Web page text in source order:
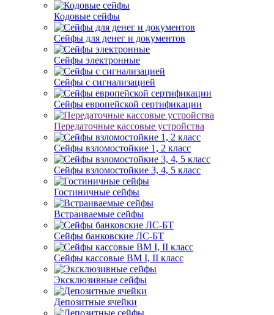
Кодовые сейфы
Сейфы для денег и документов
Сейфы электронные
Сейфы с сигнализацией
Сейфы европейской сертификации
Передаточные кассовые устройства
Сейфы взломостойкие 1, 2 класс
Сейфы взломостойкие 3, 4, 5 класс
Гостиничные сейфы
Встраиваемые сейфы
Сейфы банковские ЛС-БТ
Сейфы кассовые ВМ I, II класс
Эксклюзивные сейфы
Депозитные ячейки